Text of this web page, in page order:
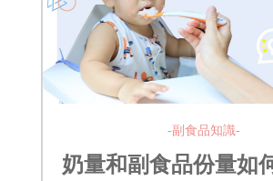
-副食品知識-
奶量和副食品份量如